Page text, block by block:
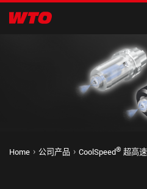
Home 公司产品 CoolSpeed® 超高